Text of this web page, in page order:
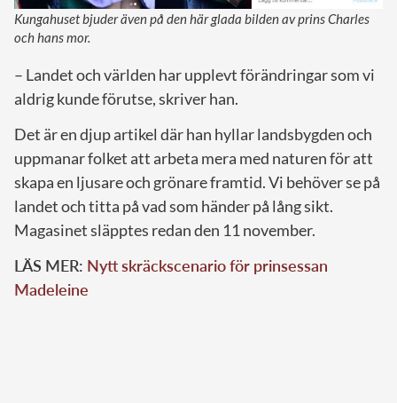
Kungahuset bjuder även på den här glada bilden av prins Charles
och hans mor.
– Landet och världen har upplevt förändringar som vi
aldrig kunde förutse, skriver han.
Det är en djup artikel där han hyllar landsbygden och
uppmanar folket att arbeta mera med naturen för att
skapa en ljusare och grönare framtid. Vi behöver se på
landet och titta på vad som händer på lång sikt.
Magasinet släpptes redan den 11 november.
LÄS MER: Nytt skräckscenario för prinsessan
Madeleine